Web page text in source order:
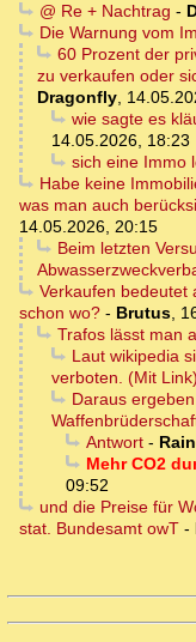
@ Re + Nachtrag -
Die Warnung vom
60 Prozent der
zu verkaufen oder
Dragonfly,
wie sagte es
14.05.2026, 18:23
sich eine Immo
Habe keine
was man auch
14.05.2026, 20:15
Beim letzten
Verkaufen bedeutet
schon wo? - Brutus,
Trafos lässt man
Laut wikipedia
verboten. (Mit Link)
Daraus
Antwort-
Mehr CO2
09:52
und die Preise für
stat. Bundesamt owT -